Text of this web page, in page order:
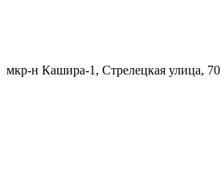
мкр-н Кашира-1, Стрелецкая улица, 70